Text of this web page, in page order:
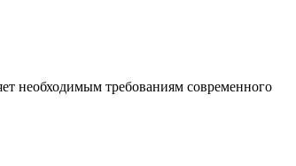
необходимым требованиям современного